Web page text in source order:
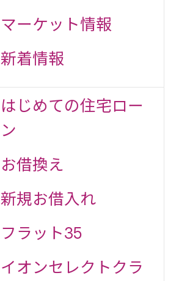
マーケット情報
新着情報
はじめての住宅ロー
ン
お借換え
新規お借入れ
フラット35
イオンセレクトクラ